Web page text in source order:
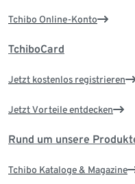
Tchibo Online-Konto
TchiboCard
Jetzt kostenlos registrieren
Jetzt Vorteile entdecken
Rund um unsere
Tchibo Kataloge & Magazine